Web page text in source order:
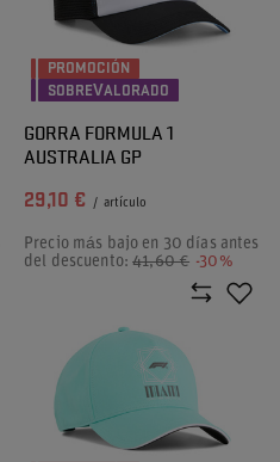
PROMOCIÓN
SOBREVALORADO
GORRA FORMULA 1
AUSTRALIA GP
29,10 € / artículo
Precio más bajo en 30 días antes
del descuento:41,60 € -30%